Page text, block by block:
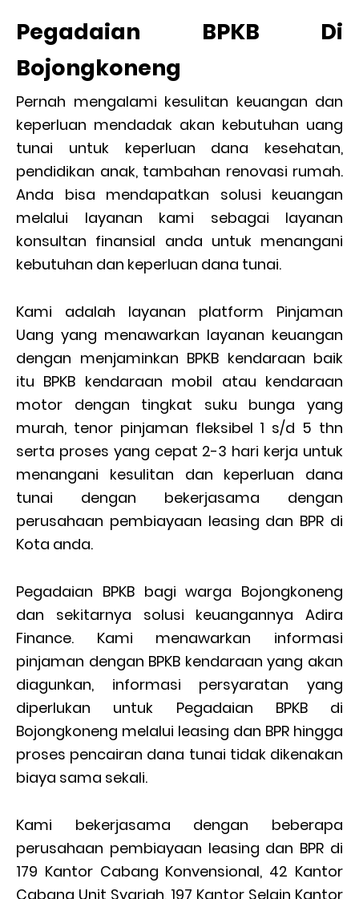
Pegadaian BPKB Di
Bojongkoneng
Pernah mengalami kesulitan keuangan dan
keperluan mendadak akan kebutuhan uang
tunai untuk keperluan dana kesehatan,
pendidikan anak, tambahan renovasi rumah.
Anda bisa mendapatkan solusi keuangan
melalui layanan kami sebagai layanan
konsultan finansial anda untuk menangani
kebutuhan dan keperluan dana tunai.
Kami adalah layanan platform Pinjaman
Uang yang menawarkan layanan keuangan
dengan menjaminkan BPKB kendaraan baik
itu BPKB kendaraan mobil atau kendaraan
motor dengan tingkat suku bunga yang
murah, tenor pinjaman fleksibel 1 s/d 5 thn
serta proses yang cepat 2-3 hari kerja untuk
menangani kesulitan dan keperluan dana
tunai dengan bekerjasama dengan
perusahaan pembiayaan leasing dan BPR di
Kota anda.
Pegadaian BPKB bagi warga Bojongkoneng
dan sekitarnya solusi keuangannya Adira
Finance. Kami menawarkan informasi
pinjaman dengan BPKB kendaraan yang akan
diagunkan, informasi persyaratan yang
diperlukan untuk Pegadaian BPKB di
Bojongkoneng melalui leasing dan BPR hingga
proses pencairan dana tunai tidak dikenakan
biaya sama sekali.
Kami bekerjasama dengan beberapa
perusahaan pembiayaan leasing dan BPR di
179 Kantor Cabang Konvensional, 42 Kantor
Cabang Unit Syariah, 197 Kantor Selain Kantor